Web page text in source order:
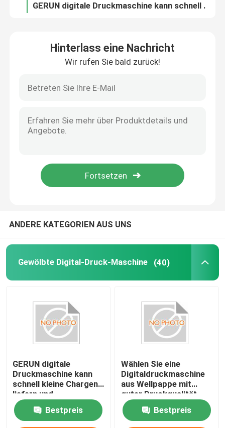
GERUN digitale Druckmaschine kann schnell kleine Chargen liefern und personalisierte, maßgeschneiderte Verpackungen drucken
Hinterlass eine Nachricht
Wir rufen Sie bald zurück!
ANDERE KATEGORIEN AUS UNS
Gewölbte Digital-Druck-Maschine (40)
GERUN digitale
Druckmaschine kann
schnell kleine Chargen
liefern und
personalisierte,
maßgeschneiderte
Verpackungen drucken
Bestpreis
Wählen Sie eine
Digitaldruckmaschine
aus Wellpappe mit
guter Druckqualität
und hoher
Druckgeschwindigkeit
und natürlich Gerium.
Bestpreis